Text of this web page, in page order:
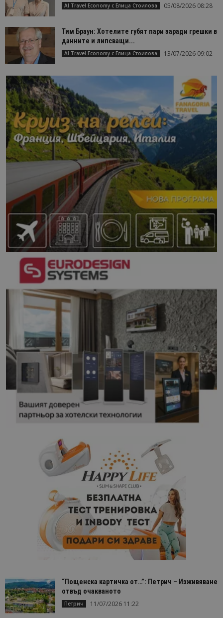
AI Travel Economy с Елица Стоилова 05/08/2026 08:28
Тим Браун: Хотелите губят пари заради грешки в
данните и липсващи...
AI Travel Economy с Елица Стоилова 13/07/2026 09:02
“Пощенска картичка от…”: Петрич – Изживяване
отвъд очакваното
Петрич 11/07/2026 11:22